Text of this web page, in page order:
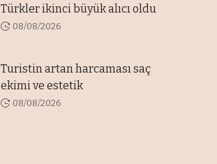
Türkler ikinci büyük alıcı oldu
08/08/2026
Turistin artan harcaması saç
ekimi ve estetik
08/08/2026